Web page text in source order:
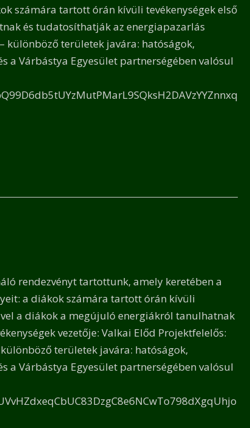
számára tartott órán kívüli tevékenységek első
és tudatosíthatják az energiapazarlás
különböző területek javára: hatóságok,
a Várbástya Egyesület partnerségében valósul
rendezvényt tartottunk, amely keretében a
a diákok számára tartott órán kívüli
a diákok a megújuló energiákról tanulhatnak
vezetője: Valkai Előd Projektfelelős:
területek javára: hatóságok,
a Várbástya Egyesület partnerségében valósul